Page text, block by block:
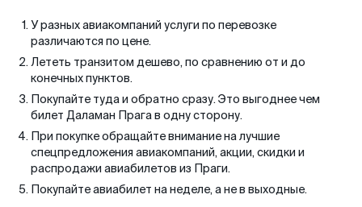
У разных авиакомпаний услуги по перевозке
различаются по цене.
Лететь транзитом дешево, по сравнению от и до
конечных пунктов.
Покупайте туда и обратно сразу. Это выгоднее чем
билет Даламан Прага в одну сторону.
При покупке обращайте внимание на лучшие
спецпредложения авиакомпаний, акции, скидки и
распродажи авиабилетов из Праги.
Покупайте авиабилет на неделе, а не в выходные.